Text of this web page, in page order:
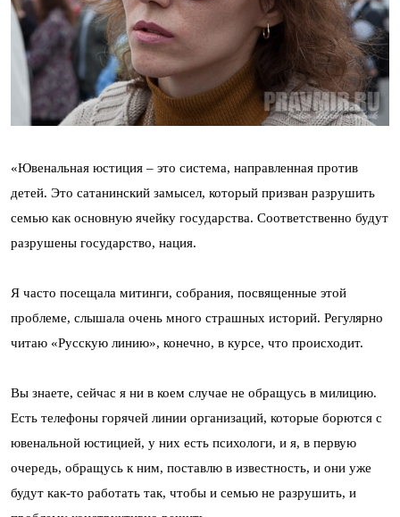
«Ювенальная юстиция – это система, направленная против
детей. Это сатанинский замысел, который призван разрушить
семью как основную ячейку государства. Соответственно будут
разрушены государство, нация.
Я часто посещала митинги, собрания, посвященные этой
проблеме, слышала очень много страшных историй. Регулярно
читаю «Русскую линию», конечно, в курсе, что происходит.
Вы знаете, сейчас я ни в коем случае не обращусь в милицию.
Есть телефоны горячей линии организаций, которые борются с
ювенальной юстицией, у них есть психологи, и я, в первую
очередь, обращусь к ним, поставлю в известность, и они уже
будут как-то работать так, чтобы и семью не разрушить, и